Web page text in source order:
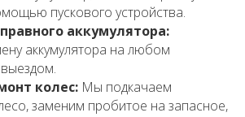
пускового устройства.
аккумулятора:
аккумулятора на любом
колес: Мы подкачаем
заменим пробитое на запасное,